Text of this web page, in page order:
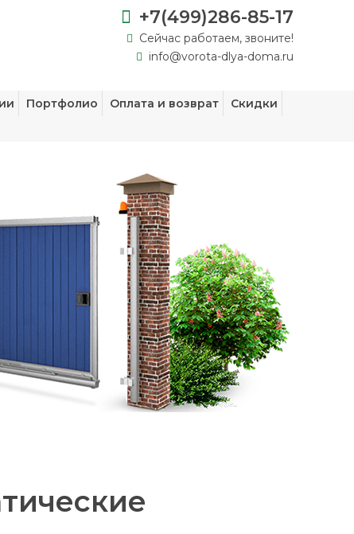
+7(499)286-85-17
Сейчас работаем, звоните!
info@vorota-dlya-doma.ru
Портфолио Оплата и возврат
Скидки